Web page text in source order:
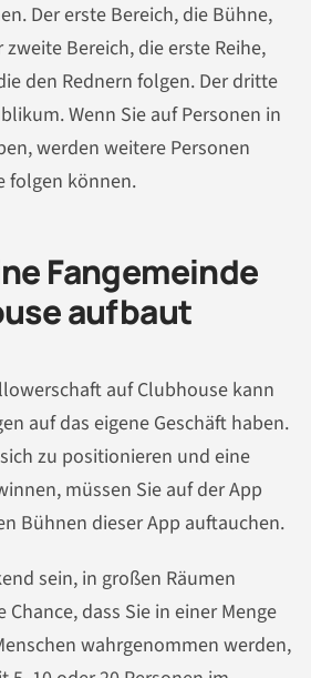
Der erste Bereich, die Bühne,
zweite Bereich, die erste Reihe,
den Rednern folgen. Der dritte
Wenn Sie auf Personen in
werden weitere Personen
folgen können.
Fangemeinde
aufbaut
auf Clubhouse kann
auf das eigene Geschäft haben.
zu positionieren und eine
müssen Sie auf der App
Bühnen dieser App auftauchen.
sein, in großen Räumen
dass Sie in einer Menge
wahrgenommen werden,